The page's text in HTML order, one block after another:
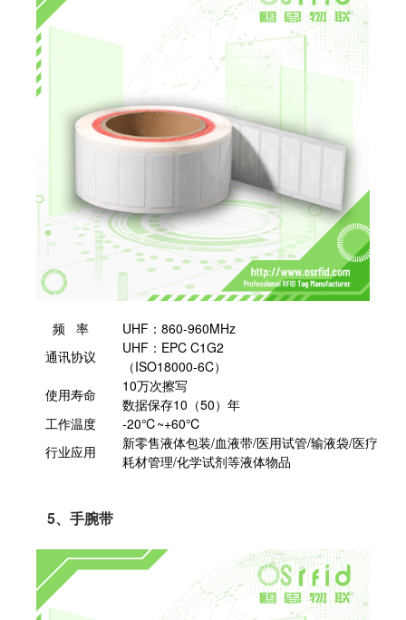
频 率
UHF：860-960MHz
通讯协议
UHF：EPC C1G2
（ISO18000-6C）
使用寿命
10万次擦写
数据保存10（50）年
工作温度
-20℃~+60℃
行业应用
新零售液体包装/血液带/医用试管/输液袋/医疗
耗材管理/化学试剂等液体物品
5、手腕带